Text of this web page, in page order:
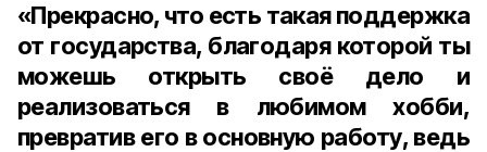
«Прекрасно, что есть такая поддержка
от государства, благодаря которой ты
можешь открыть своё дело и
реализоваться в любимом хобби,
превратив его в основную работу, ведь